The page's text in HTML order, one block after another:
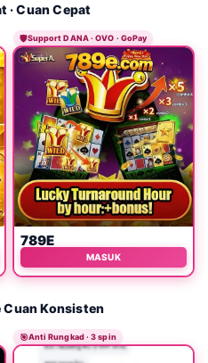
· Cuan Cepat
🛡️Support DANA · OVO · GoPay
789E
MASUK
Cuan Konsisten
🎯Anti Rungkad · 3 spin